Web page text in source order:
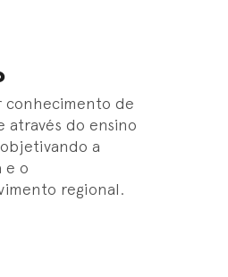
conhecimento de
através do ensino
a
e o
regional.